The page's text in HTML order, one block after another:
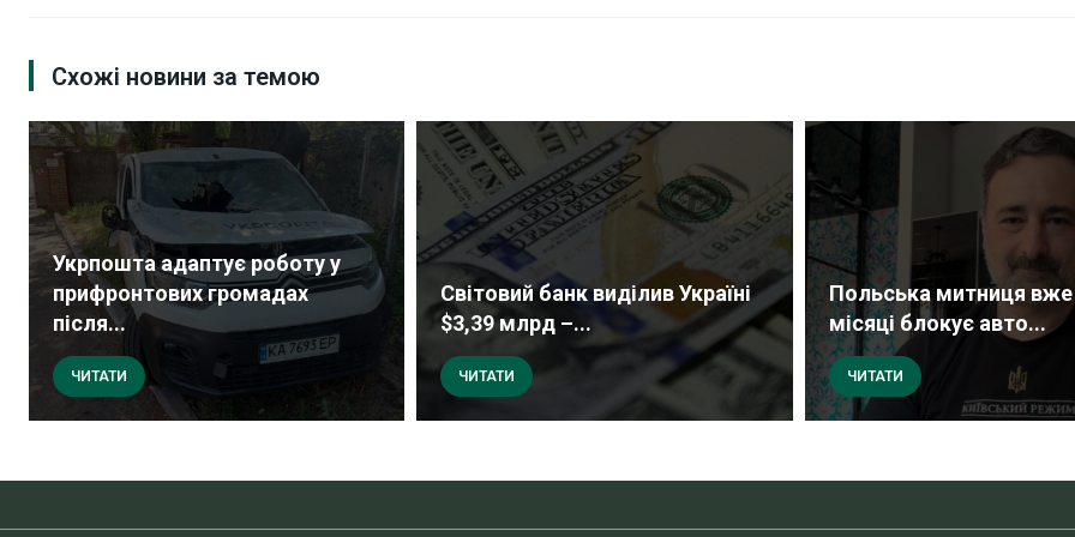
Схожі новини за темою
Укрпошта адаптує роботу у
прифронтових громадах
після...
ЧИТАТИ
Світовий банк виділив Україні
$3,39 млрд –...
ЧИТАТИ
Польська митниця
місяці блокує авто...
ЧИТАТИ